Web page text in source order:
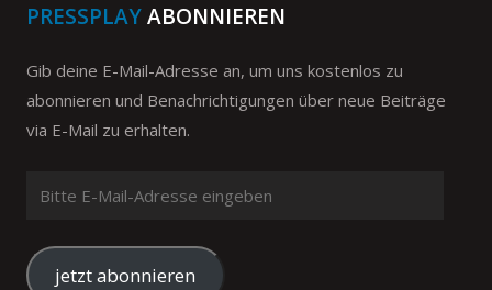
PRESSPLAYABONNIEREN
Gib deine E-Mail-Adresse an, um uns kostenlos zu
abonnieren und Benachrichtigungen über neue Beiträge
via E-Mail zu erhalten.
Mail-
Adressejetzt abonnieren